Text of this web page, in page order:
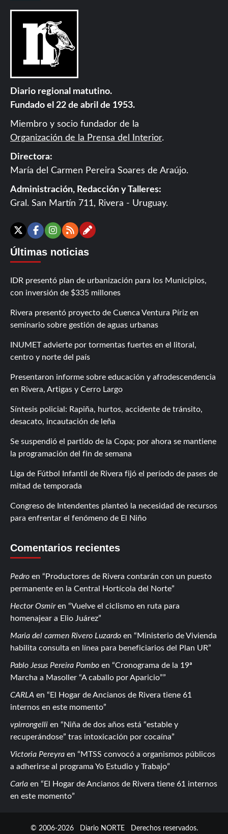
Diario regional matutino.
Fundado el 22 de abril de 1953.
Miembro y socio fundador de la
Organización de la Prensa del Interior.
Directora:
María del Carmen Pereira Soares de Araújo.
Administración, Redacción y Talleres:
Gral. San Martín 711, Rivera - Uruguay.
X Facebook
Instagram
RSSContáctanos
Últimas noticias
IDR presentó plan de urbanización para los Municipios,
con inversión de $335 millones
Rivera presentó proyecto de Cuenca Ventura Píriz en
seminario sobre gestión de aguas urbanas
INUMET advierte por tormentas fuertes en el litoral,
centro y norte del país
Presentaron informe sobre educación y afrodescendencia
en Rivera, Artigas y Cerro Largo
Síntesis policial: Rapiña, hurtos, accidente de tránsito,
desacato, incautación de leña
Se suspendió el partido de la Copa; por ahora se mantiene
la programación del fin de semana
Liga de Fútbol Infantil de Rivera fijó el período de pases de
mitad de temporada
Congreso de Intendentes planteó la necesidad de recursos
para enfrentar el fenómeno de El Niño
Comentarios recientes
Pedro en
Productores de Rivera contarán con un puesto
permanente en la Central Hortícola del Norte
Hector Osmiren
Vuelve el ciclismo en ruta para
homenajear a Elio Juárez
Maria del carmen Rivero Luzardo en
Ministerio de Vivienda
habilita consulta en línea para beneficiarios del Plan UR
Pablo Jesus Pereira Pombo en
Cronograma de la 19ª
Marcha a Masoller “A caballo por Aparicio”
CARLA en
El Hogar de Ancianos de Rivera tiene 61
internos en este momento
vpirrongelli en
Niña de dos años está “estable y
recuperándose” tras intoxicación por cocaína
Victoria Pereyra en
MTSS convocó a organismos públicos
a adherirse al programa Yo Estudio y Trabajo
Carla en
El Hogar de Ancianos de Rivera tiene 61 internos
en este momento
© 2006-2026 Diario NORTE Derechos reservados.